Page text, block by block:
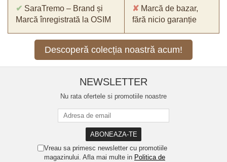
✔ SaraTremo – Brand și
Marcă înregistrată la OSIM
✘ Marcă de bazar,
fără nicio garanție
Descoperă colecția noastră acum!
NEWSLETTER
Nu rata ofertele si promotiile noastre
Vreau sa primesc newsletter cu promotiile
magazinului. Afla mai multe in Politica de